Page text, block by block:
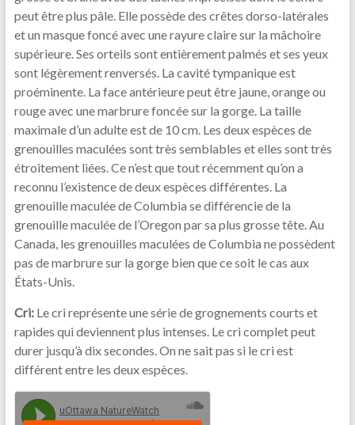
peut être plus pâle. Elle possède des crêtes dorso-latérales
et un masque foncé avec une rayure claire sur la mâchoire
supérieure. Ses orteils sont entièrement palmés et ses yeux
sont légèrement renversés. La cavité tympanique est
proéminente. La face antérieure peut être jaune, orange ou
rouge avec une marbrure foncée sur la gorge. La taille
maximale d’un adulte est de 10 cm. Les deux espèces de
grenouilles maculées sont très semblables et elles sont très
étroitement liées. Ce n’est que tout récemment qu’on a
reconnu l’existence de deux espèces différentes. La
grenouille maculée de Columbia se différencie de la
grenouille maculée de l’Oregon par sa plus grosse tête. Au
Canada, les grenouilles maculées de Columbia ne possèdent
pas de marbrure sur la gorge bien que ce soit le cas aux
États-Unis.
Cri: Le cri représente une série de grognements courts et
rapides qui deviennent plus intenses. Le cri complet peut
durer jusqu’à dix secondes. On ne sait pas si le cri est
différent entre les deux espèces.